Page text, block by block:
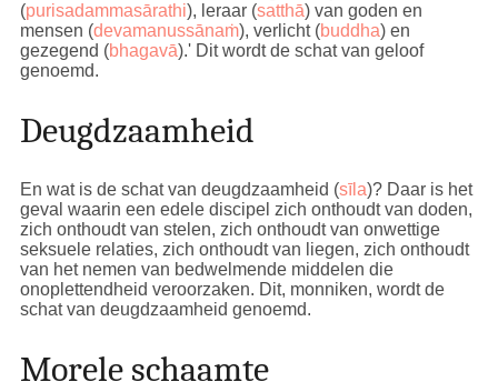
(purisadammasārathi), leraar (satthā) van goden en
mensen (devamanussānaṁ), verlicht (buddha) en
gezegend (bhagavā).'Dit wordt de schat van geloof
genoemd.
Deugdzaamheid
En wat is de schat van deugdzaamheid (sīla)? Daar is het
geval waarin een edele discipel zich onthoudt van doden,
zich onthoudt van stelen, zich onthoudt van onwettige
seksuele relaties, zich onthoudt van liegen, zich onthoudt
van het nemen van bedwelmende middelen die
onoplettendheid veroorzaken. Dit, monniken, wordt de
schat van deugdzaamheid genoemd.
Morele schaamte